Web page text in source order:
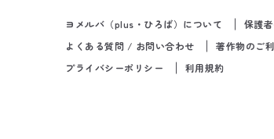
ヨメルバ（plus・ひろば）について
保護
よくある質問 / お問い合わせ
著作物のご
プライバシーポリシー
利用規約